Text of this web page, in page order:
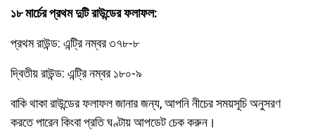
১৮ মার্চের প্রথম দুটি রাউন্ডের ফলাফল:
প্রথম রাউন্ড: এন্ট্রি নম্বর ৩৭৮-৮
দ্বিতীয় রাউন্ড: এন্ট্রি নম্বর ১৮০-৯
বাকি থাকা রাউন্ডের ফলাফল জানার জন্য, আপনি নীচের সময়সূচি অনুসরণ
করতে পারেন কিংবা প্রতি ঘণ্টায় আপডেট চেক করুন।